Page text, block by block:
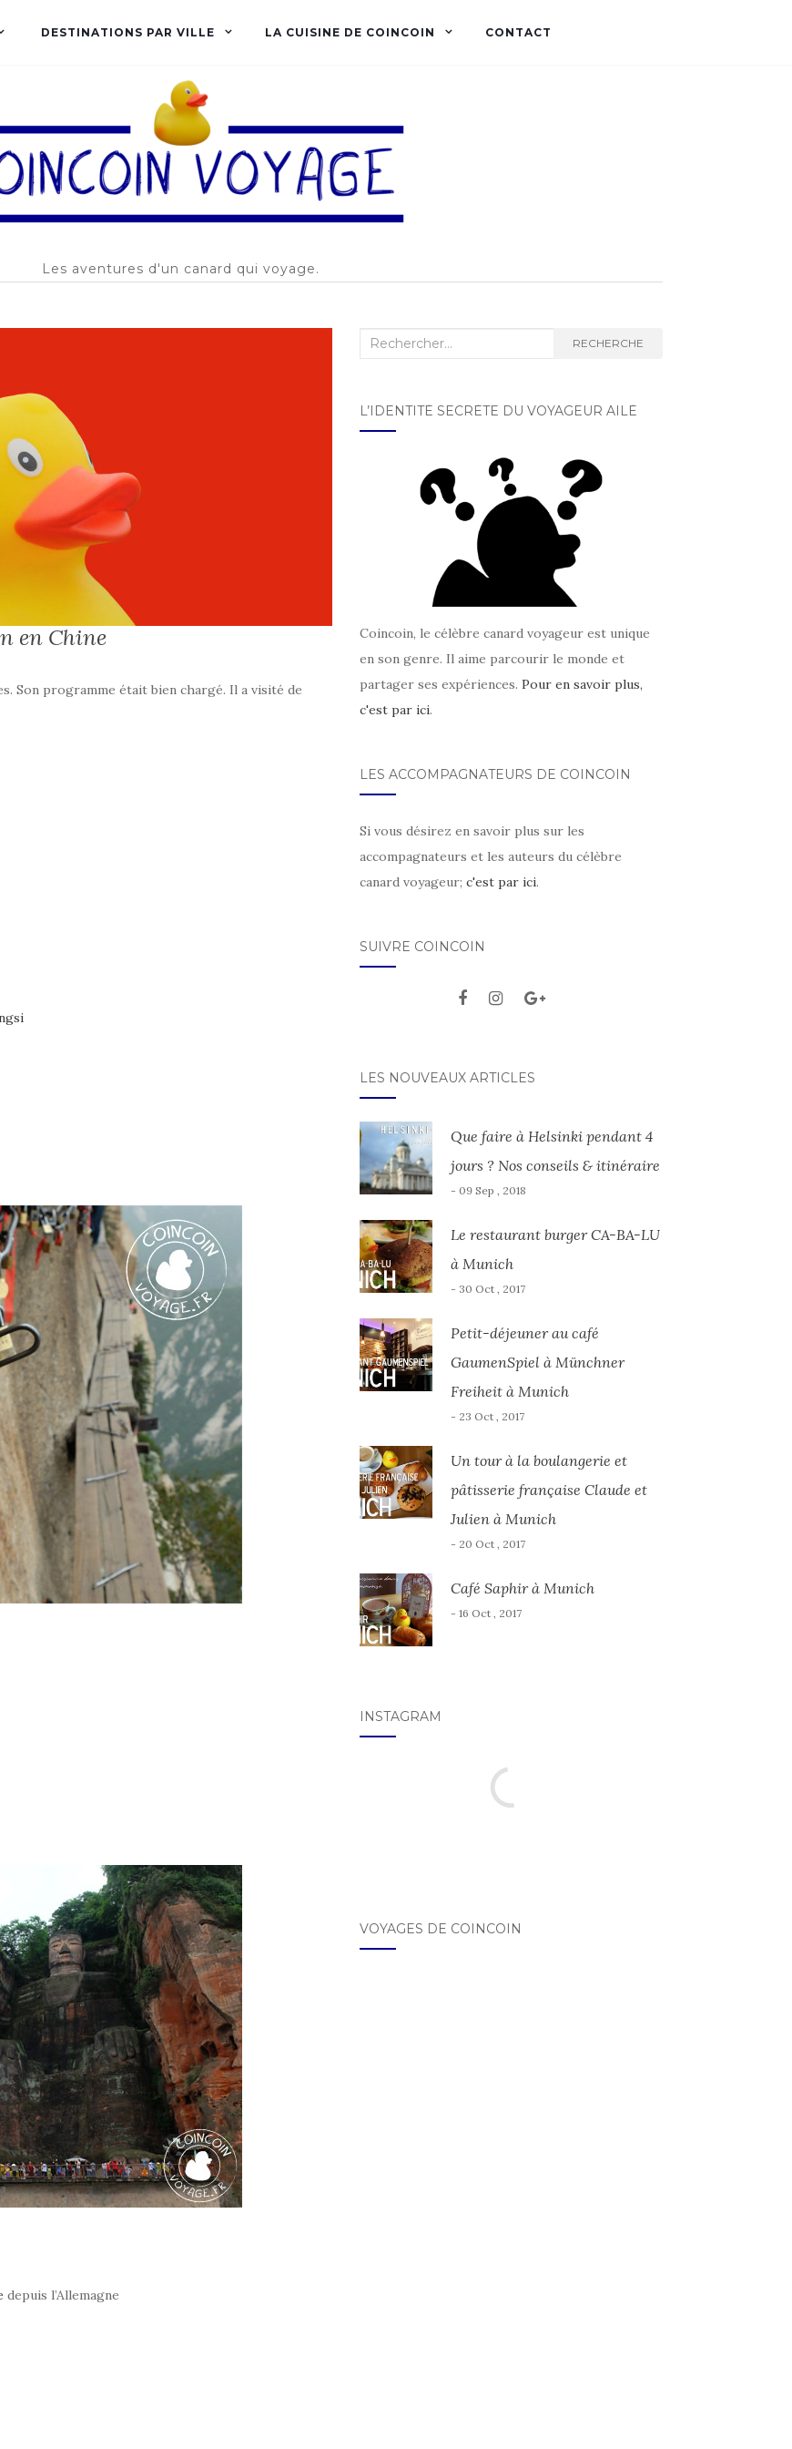
DESTINATIONS PAR VILLE LA CUISINE DE COINCOIN CONTACT
Les aventures d'un canard qui voyage.
en Chine
Son programme était bien chargé. Il a visité de
depuis l’Allemagne
Recherche : RECHERCHE
L’IDENTITÉ SECRÈTE DU VOYAGEUR AILÉ
Coincoin, le célèbre canard voyageur est unique
en son genre. Il aime parcourir le monde et
partager ses expériences. Pour en savoir plus,
c'est par ici.
LES ACCOMPAGNATEURS DE COINCOIN
Si vous désirez en savoir plus sur les
accompagnateurs et les auteurs du célèbre
canard voyageur; c'est par ici.
SUIVRE COINCOIN
LES NOUVEAUX ARTICLES
Que faire à Helsinki pendant 4
jours ? Nos conseils & itinéraire
- 09 Sep , 2018
Le restaurant burger CA-BA-LU
à Munich
- 30 Oct , 2017
Petit-déjeuner au café
GaumenSpiel à Münchner
Freiheit à Munich
- 23 Oct , 2017
Un tour à la boulangerie et
pâtisserie française Claude et
Julien à Munich
- 20 Oct , 2017
Café Saphir à Munich
- 16 Oct , 2017
INSTAGRAM
VOYAGES DE COINCOIN